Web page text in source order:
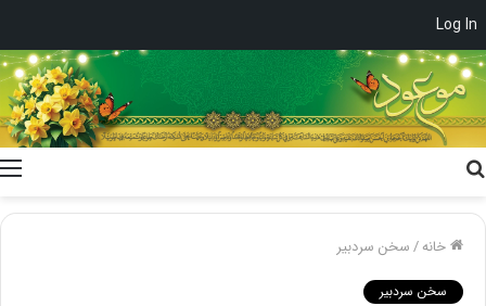
Log In
خانه/سخن سردبیر
سخن سردبیر